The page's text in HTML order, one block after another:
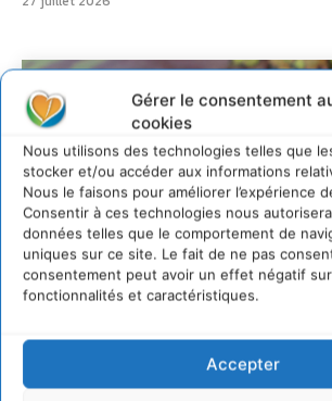
Gérer le consentement
cookies
Nous utilisons des technologies telles que
stocker et/ou accéder aux informations
Nous le faisons pour améliorer l’expérience
Consentir à ces technologies nous
données telles que le comportement de
uniques sur ce site. Le fait de ne pas
consentement peut avoir un effet négatif
fonctionnalités et caractéristiques.
Accepter